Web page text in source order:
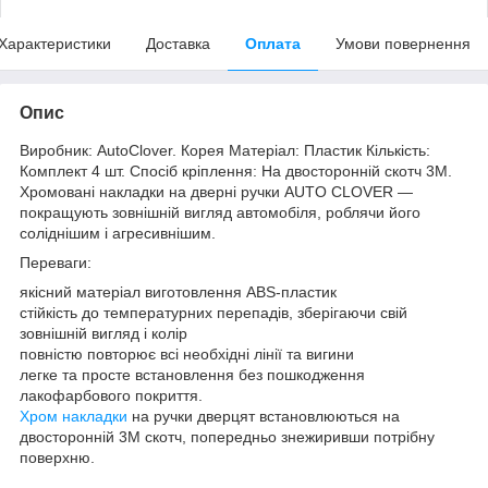
Доставка Оплата Умови повернення
Опис
Виробник: AutoClover. Корея Матеріал: Пластик Кількість:
Комплект 4 шт. Спосіб кріплення: На двосторонній скотч 3М.
Хромовані накладки на дверні ручки AUTO CLOVER —
покращують зовнішній вигляд автомобіля, роблячи його
соліднішим і агресивнішим.
Переваги:
якісний матеріал виготовлення ABS-пластик
стійкість до температурних перепадів, зберігаючи свій
зовнішній вигляд і колір
повністю повторює всі необхідні лінії та вигини
легке та просте встановлення без пошкодження
лакофарбового покриття.
Хром накладки на ручки дверцят встановлюються на
двосторонній 3М скотч, попередньо знежиривши потрібну
поверхню.